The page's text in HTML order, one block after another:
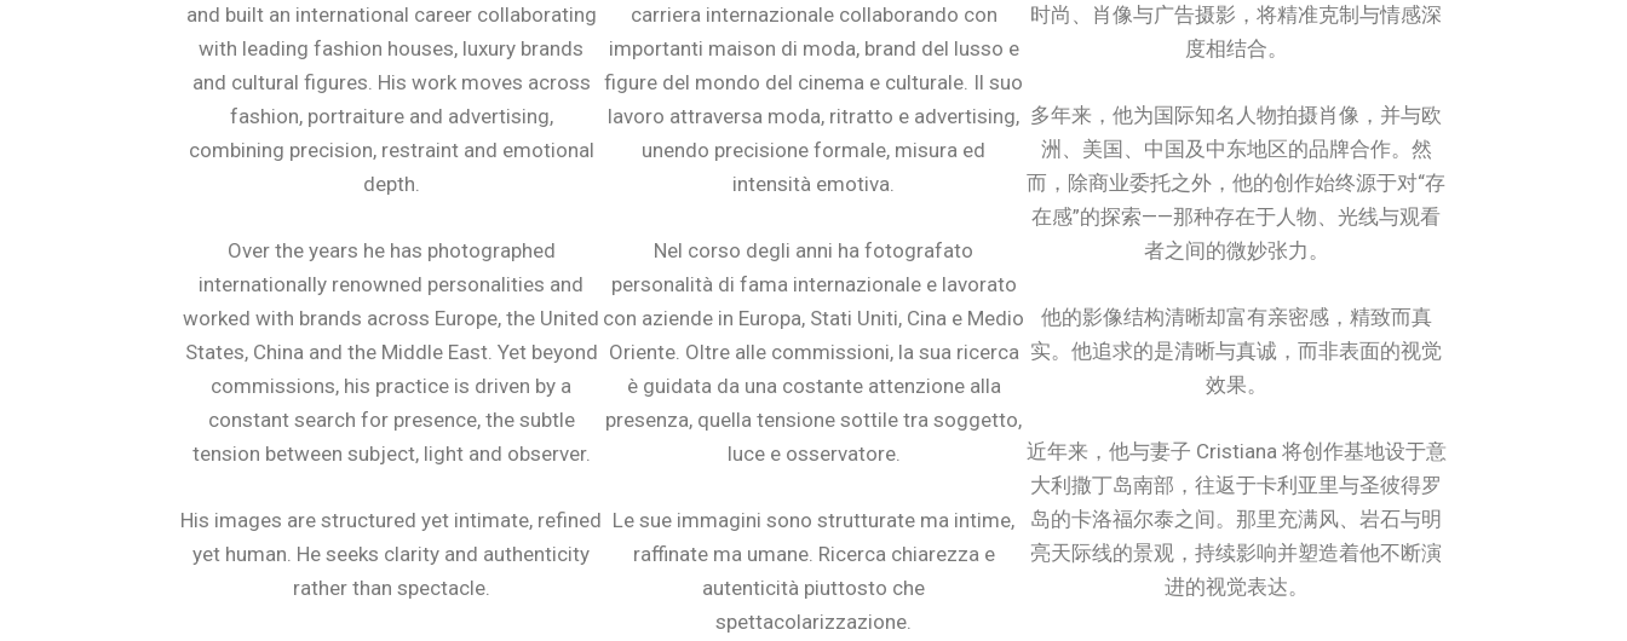
and built an international career collaborating
with leading fashion houses, luxury brands
and cultural figures. His work moves across
fashion, portraiture and advertising,
combining precision, restraint and emotional
depth.
Over the years he has photographed
internationally renowned personalities and
worked with brands across Europe, the United
States, China and the Middle East. Yet beyond
commissions, his practice is driven by a
constant search for presence, the subtle
tension between subject, light and observer.
His images are structured yet intimate, refined
yet human. He seeks clarity and authenticity
rather than spectacle.
carriera internazionale collaborando con
importanti maison di moda, brand del lusso e
figure del mondo del cinema e culturale. Il suo
lavoro attraversa moda, ritratto e advertising,
unendo precisione formale, misura ed
intensità emotiva.
Nel corso degli anni ha fotografato
personalità di fama internazionale e lavorato
con aziende in Europa, Stati Uniti, Cina e Medio
Oriente. Oltre alle commissioni, la sua ricerca
è guidata da una costante attenzione alla
presenza, quella tensione sottile tra soggetto,
luce e osservatore.
Le sue immagini sono strutturate ma intime,
raffinate ma umane. Ricerca chiarezza e
autenticità piuttosto che
spettacolarizzazione.
时尚、肖像与广告摄影，将精准克制与情感深
度相结合。
多年来，他为国际知名人物拍摄肖像，并与欧
洲、美国、中国及中东地区的品牌合作。然
而，除商业委托之外，他的创作始终源于对“存
在感”的探索——那种存在于人物、光线与观看
者之间的微妙张力。
他的影像结构清晰却富有亲密感，精致而真
实。他追求的是清晰与真诚，而非表面的视觉
效果。
近年来，他与妻子 Cristiana 将创作基地设于意
大利撒丁岛南部，往返于卡利亚里与圣彼得罗
岛的卡洛福尔泰之间。那里充满风、岩石与明
亮天际线的景观，持续影响并塑造着他不断演
进的视觉表达。